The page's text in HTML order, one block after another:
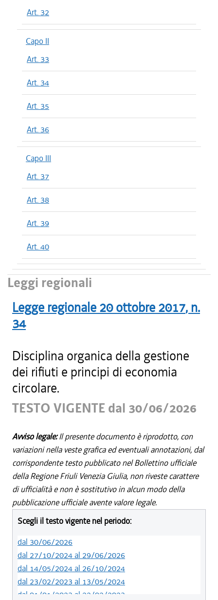
Art. 32
Capo II
Art. 33
Art. 34
Art. 35
Art. 36
Capo III
Art. 37
Art. 38
Art. 39
Art. 40
Leggi regionali
Legge regionale 20 ottobre 2017, n.
34
Disciplina organica della gestione
dei rifiuti e principi di economia
circolare.
TESTO VIGENTE dal 30/06/2026
Avviso legale:Il presente documento è riprodotto, con
variazioni nella veste grafica ed eventuali annotazioni, dal
corrispondente testo pubblicato nel Bollettino ufficiale
della Regione Friuli Venezia Giulia, non riveste carattere
di ufficialità e non è sostitutivo in alcun modo della
pubblicazione ufficiale avente valore legale.
Scegli il testo vigente nel periodo:
dal 30/06/2026
dal 27/10/2024 al 29/06/2026
dal 14/05/2024 al 26/10/2024
dal 23/02/2023 al 13/05/2024
dal 01/01/2023 al 22/02/2023